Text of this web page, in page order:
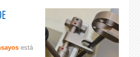
está